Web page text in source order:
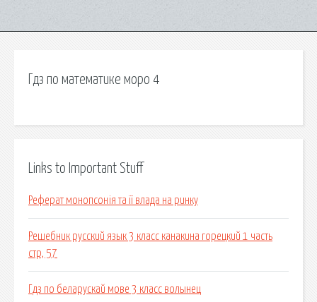
Гдз по математике моро 4
Links to Important Stuff
Реферат монопсонія та її влада на ринку
Решебник русский язык 3 класс канакина горецкий 1 часть
стр, 57
Гдз по беларускай мове 3 класс волынец